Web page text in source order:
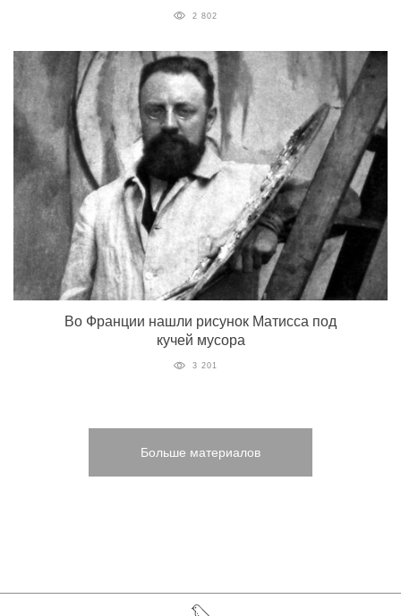
2 802
Во Франции нашли рисунок Матисса под
кучей мусора
3 201
Больше материалов